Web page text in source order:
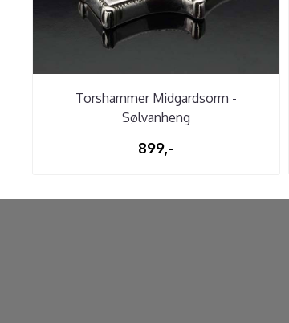
Torshammer Midgardsorm -
Sølvanheng
899,-